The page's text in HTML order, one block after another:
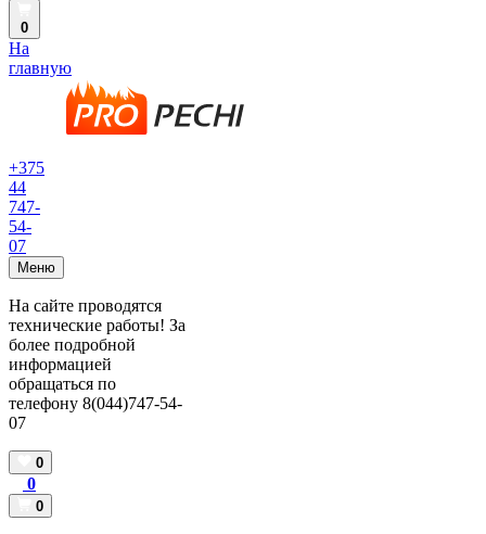
0
На
главную
+375
44
747-
54-
07
Меню
На сайте проводятся
технические работы! За
более подробной
информацией
обращаться по
телефону 8(044)747-54-
07
0
0
0